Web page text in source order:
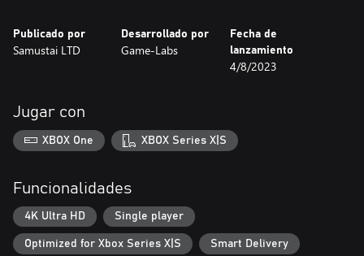
Publicado por
Samustai LTD
Desarrollado por
Game-Labs
Fecha de
lanzamiento
4/8/2023
Jugar con
XBOX One XBOX Series X|S
Funcionalidades
4K Ultra HD Single player
Optimized for Xbox Series X|S Smart Delivery